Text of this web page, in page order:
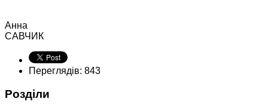
Анна
САВЧИК
Переглядів: 843
Розділи